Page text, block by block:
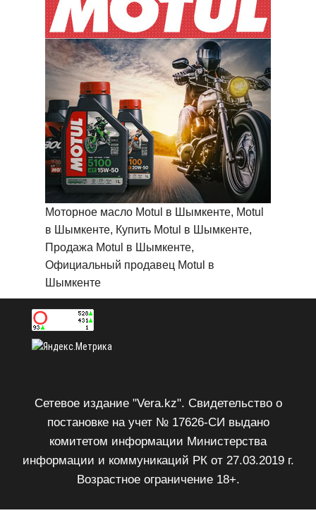
Моторное масло Motul в Шымкенте, Motul
в Шымкенте, Купить Motul в Шымкенте,
Продажа Motul в Шымкенте,
Официальный продавец Motul в
Шымкенте
Сетевое издание "Vera.kz". Свидетельство о
постановке на учет № 17626-СИ выдано
комитетом информации Министерства
информации и коммуникаций РК от 27.03.2019 г.
Возрастное ограничение 18+.